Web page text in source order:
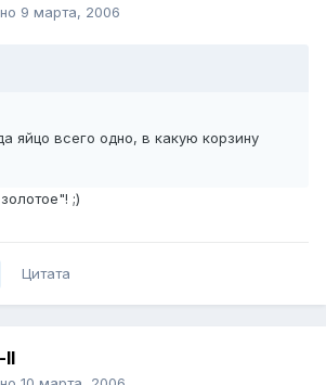
9 марта, 2006
яйцо всего одно, в какую корзину
;)
Цитата
II